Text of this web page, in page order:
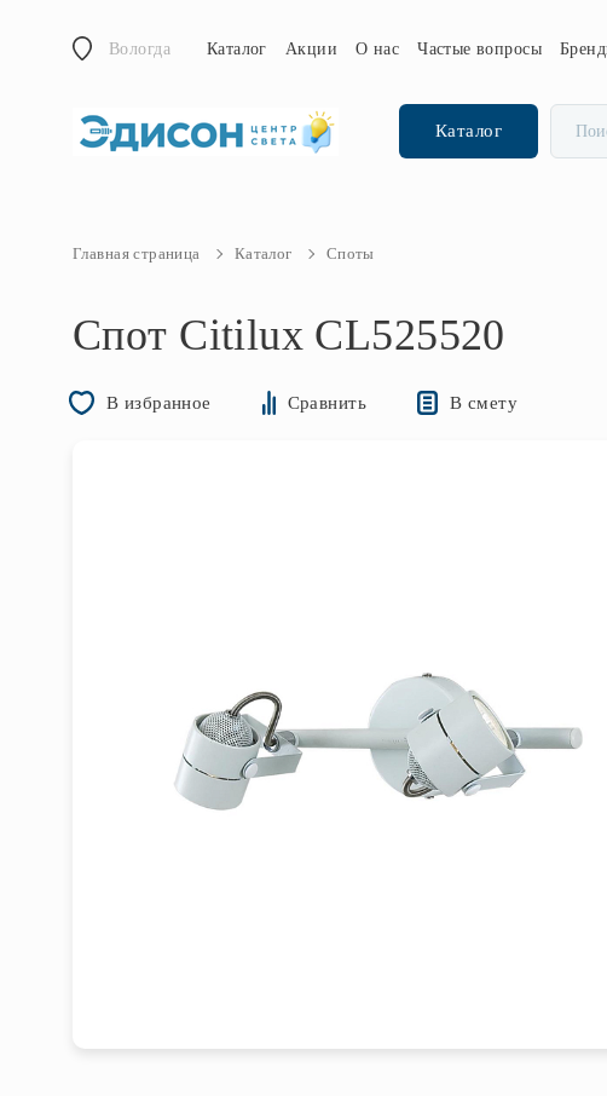
Вологда Каталог Акции О нас Частые вопросы
Каталог
Главная страница Каталог Споты
Спот Citilux CL525520
В избранное Сравнить В смету